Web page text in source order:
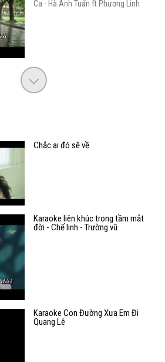
Ca - Hà Anh Tuấn ft Phương Linh
Chắc ai đó sẽ về
Karaoke liên khúc trong tầm mắt
đời - Chế linh - Trường vũ
Karaoke Con Đường Xưa Em Đi
Quang Lê